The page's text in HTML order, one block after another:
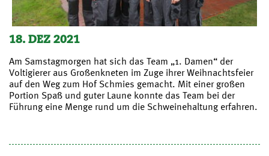
18. DEZ 2021
Am Samstagmorgen hat sich das Team „1. Damen“ der
Voltigierer aus Großenkneten im Zuge ihrer Weihnachtsfeier
auf den Weg zum Hof Schmies gemacht. Mit einer großen
Portion Spaß und guter Laune konnte das Team bei der
Führung eine Menge rund um die Schweinehaltung erfahren.